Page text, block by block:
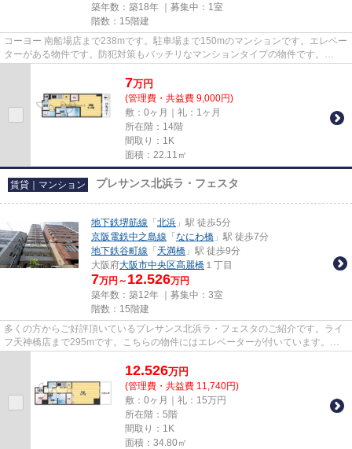
築年数：築18年 ｜募集中： 1室
階数：15階建
コーヨー 南船場店まで238mです。駐車場まで150mのマンションです。エレベー
ターがある物件です。防犯対策もバッチリなマンションタイプの物件です。
7万円
(管理費・共益費 9,000円)
敷：0ヶ月｜礼：1ヶ月
所在階：14階
間取り：1K
面積：22.11㎡
賃貸｜マンション プレサンス北浜ラ・フェスタ
地下鉄堺筋線 「 北浜 」駅 徒歩5分
京阪電鉄中之島線 「 なにわ橋 」駅 徒歩7分
地下鉄谷町線 「 天満橋 」駅 徒歩9分
大阪府大阪市中央区高麗橋 １丁目
7万円～ 12.526万円
築年数：築12年 ｜募集中： 3室
階数：15階建
多くの方からご好評頂いているプレサンス北浜ラ・フェスタのご紹介です。ライ
フ天神橋店まで295mです。こちらの物件にはエレベーターが付いています。駅
12.526万円
(管理費・共益費 11,740円)
敷：0ヶ月｜礼：15万円
所在階：5階
間取り：1K
面積：34.80㎡